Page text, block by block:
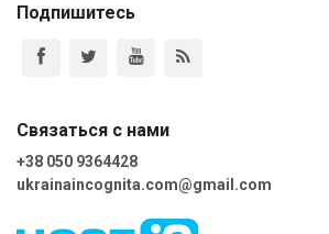
Подпишитесь
Связаться с нами
+38 050 9364428
ukrainaincognita.com@gmail.com